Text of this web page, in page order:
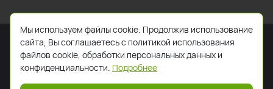
2026. Все права защищены. Указанная стоимость
Мы используем файлы cookie. Продолжив использование
сайта, Вы соглашаетесь с политикой использования
файлов cookie, обработки персональных данных и
конфиденциальности. Подробнее